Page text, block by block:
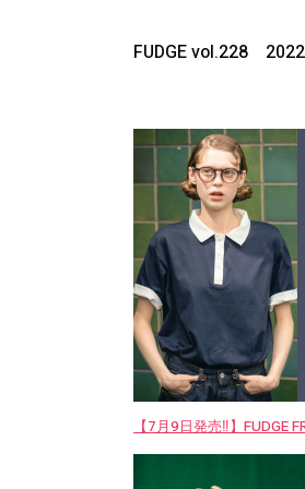
FUDGE vol.228
【7月9日発売‼︎】FUDGE